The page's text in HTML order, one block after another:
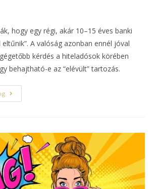
hogy egy régi, akár 10–15 éves banki
A valóság azonban ennél jóval
kérdés a hiteladósok körében
behajtható-e az “elé­vült” tartozás.